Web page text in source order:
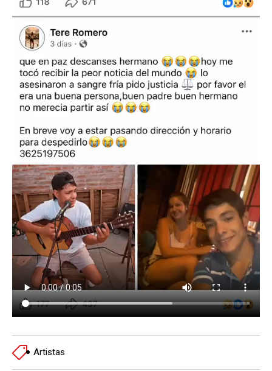
Artistas